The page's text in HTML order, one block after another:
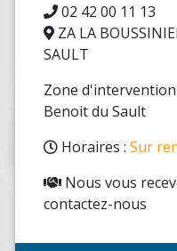
02 42 00 11 13
ZA LA
SAULT
Zone
Benoit du Sault
Horaires : Sur
Nous vous
contactez-nous